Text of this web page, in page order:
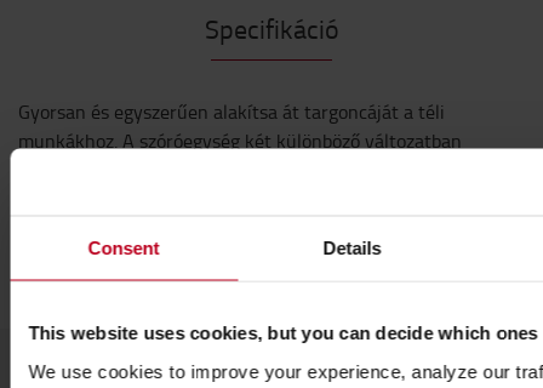
Consent Details
This website uses cookies, but you can decide which ones
We use cookies to improve your experience, analyze our
Specifikáció
Gyorsan és egyszerűen alakítsa át targoncáját a téli
munkákhoz. A szóróegység két különböző változatban
Tömeg:84kg